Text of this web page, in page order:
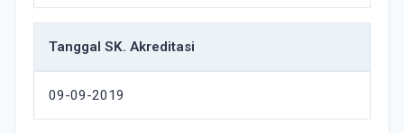
Tanggal SK. Akreditasi
09-09-2019